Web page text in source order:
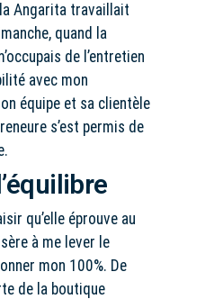
Angarita travaillait
quand la
de l’entretien
avec mon
équipe et sa clientèle
s’est permis de
qu’elle éprouve au
à me lever le
mon 100%. De
de la boutique